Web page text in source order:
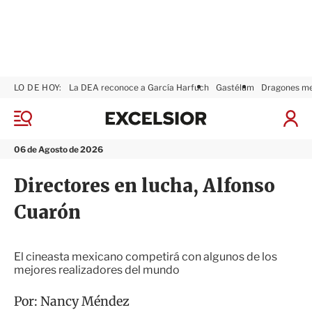
M
n
06 de Agosto de 2026
LO DE HOY: La DEA reconoce a García Harfuch Gastélum Dragones
I
x
s
i
Directores en lucha, Alfonso
Cuarón
El cineasta mexicano competirá con algunos de los
mejores realizadores del mundo
Por: Nancy Méndez